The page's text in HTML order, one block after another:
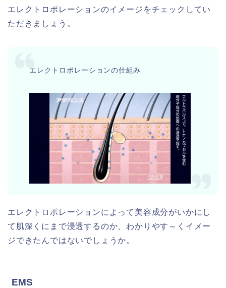
エレクトロポレーションのイメージをチェックしてい
ただきましょう。
エレクトロポレーションの仕組み
エレクトロポレーションによって美容成分がいかにし
て肌深くにまで浸透するのか、わかりやす～くイメー
ジできたんではないでしょうか。
EMS